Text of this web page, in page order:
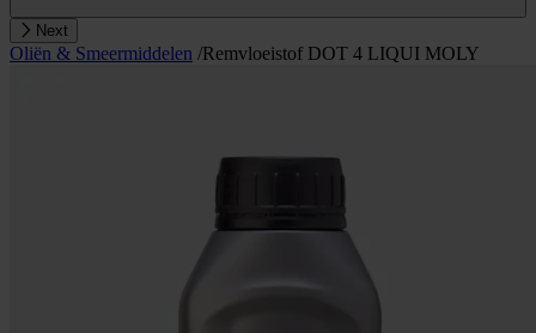
Next
Oliën & Smeermiddelen /Remvloeistof DOT 4 LIQUI MOLY